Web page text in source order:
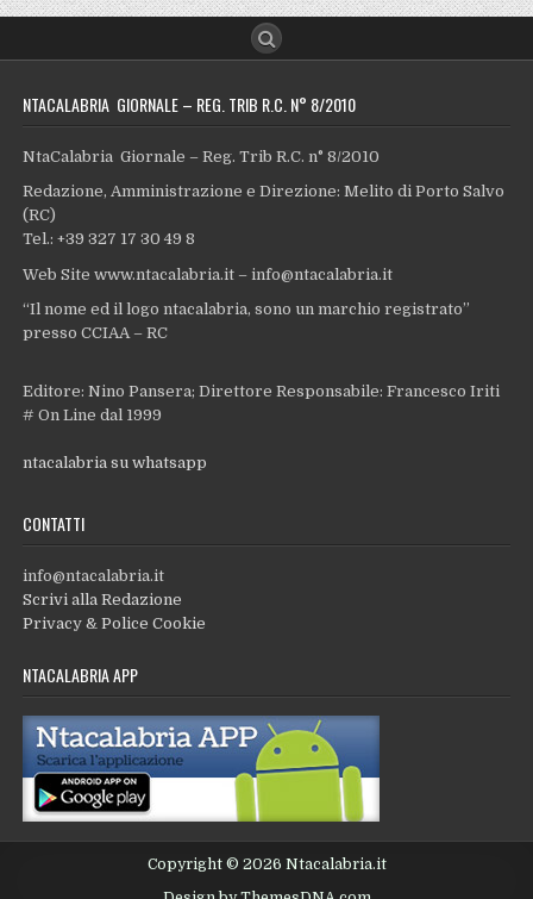
NTACALABRIA GIORNALE – REG. TRIB R.C. N° 8/2010
NtaCalabria Giornale – Reg. Trib R.C. n° 8/2010
Redazione, Amministrazione e Direzione: Melito di Porto Salvo
(RC)
Tel.: +39 327 17 30 49 8
Web Site www.ntacalabria.it – info@ntacalabria.it
“Il nome ed il logo ntacalabria, sono un marchio registrato”
presso CCIAA – RC
Editore: Nino Pansera; Direttore Responsabile: Francesco Iriti
# On Line dal 1999
ntacalabria su whatsapp
CONTATTI
info@ntacalabria.it
Scrivi alla Redazione
Privacy & Police Cookie
NTACALABRIA APP
Copyright © 2026 Ntacalabria.it